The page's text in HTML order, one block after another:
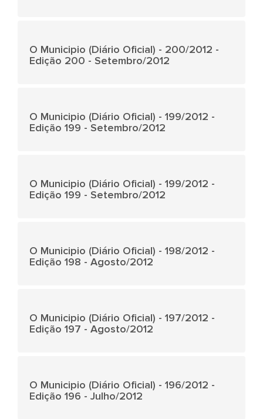
O Municipio (Diário Oficial) - 200/2012 -
Edição 200 - Setembro/2012
O Municipio (Diário Oficial) - 199/2012 -
Edição 199 - Setembro/2012
O Municipio (Diário Oficial) - 199/2012 -
Edição 199 - Setembro/2012
O Municipio (Diário Oficial) - 198/2012 -
Edição 198 - Agosto/2012
O Municipio (Diário Oficial) - 197/2012 -
Edição 197 - Agosto/2012
O Municipio (Diário Oficial) - 196/2012 -
Edição 196 - Julho/2012